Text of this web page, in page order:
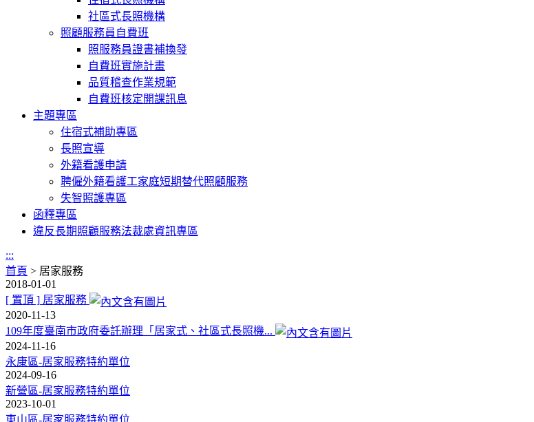
社區式長照機構
照顧服務員自費班
照服務員證書補換發
自費班實施計畫
品質稽查作業規範
自費班核定開課訊息
主題專區
住宿式補助專區
長照宣導
外籍看護申請
聘僱外籍看護工家庭短期替代照顧服務
失智照護專區
函釋專區
違反長期照顧服務法裁處資訊專區
:::
首頁 > 居家服務
2018-01-01
[ 置頂 ] 居家服務
2020-11-13
109年度臺南市政府委託辦理「居家式、社區式長照機...
2024-11-16
永康區-居家服務特約單位
2024-09-16
新營區-居家服務特約單位
2023-10-01